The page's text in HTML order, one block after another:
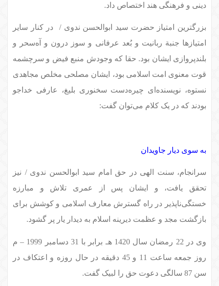
دینی و فرهنگی هند اختصاص داد.
بزرگترین امتیاز حضرت سید ابوالحسن ندوی /
در کنار سایر
امتیازها جنبة ربانیت و بُعد عرفانی و سوز درون و آه‌سحر و
بلندپروازی ایشان بود. حقا که وجودش منبع فیض و سرچشمه
قوت معنوی امت اسلامی بود، ایشان مصلحی مخلص مجاهدی
نستوه، نویسنده‌ای چیره‌دست سخنوری بلیغ، عارفی خداجو
بودند که در یک کلام می‌توان گفت:
به سوی دیار جاویدان
سرانجام، سنت الهی در حق امام سید ابوالحسن ندوی / نیز
تحقق یافت، و ایشان پس از عمری تلاش و مبارزه
خستگی‌ناپذیر در راه گسترش معارف اسلامی و کوشش برای
بازگشت مجد و عظمت دیرینه اسلام به دیدار یار پر گشود.
وی در 22 رمضان سال 1420 هـ برابر با 31 دسامبر 1999 – م
روز جمعه ساعت 11 و 45 دقیقه در حال روزه و اعتکاف در
سن 87 سالگی دعوت حق را لبیک گفت.